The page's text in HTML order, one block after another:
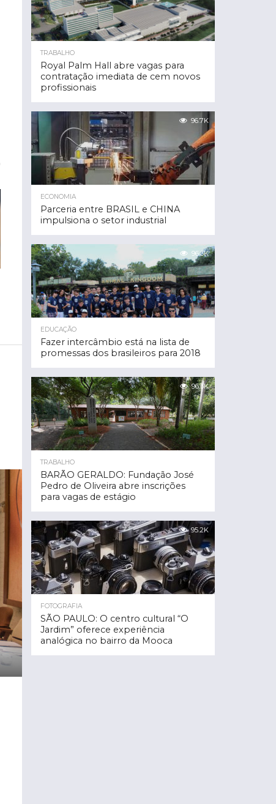
TRABALHO
Royal Palm Hall abre vagas para
contratação imediata de cem novos
profissionais
96.7K
ECONOMIA
Parceria entre BRASIL e CHINA
impulsiona o setor industrial
96.3K
EDUCAÇÃO
Fazer intercâmbio está na lista de
promessas dos brasileiros para 2018
96.3K
TRABALHO
BARÃO GERALDO: Fundação José
Pedro de Oliveira abre inscrições
para vagas de estágio
95.2K
FOTOGRAFIA
SÃO PAULO: O centro cultural “O
Jardim” oferece experiência
analógica no bairro da Mooca